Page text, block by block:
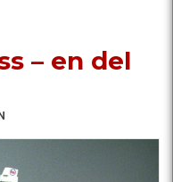
– en del